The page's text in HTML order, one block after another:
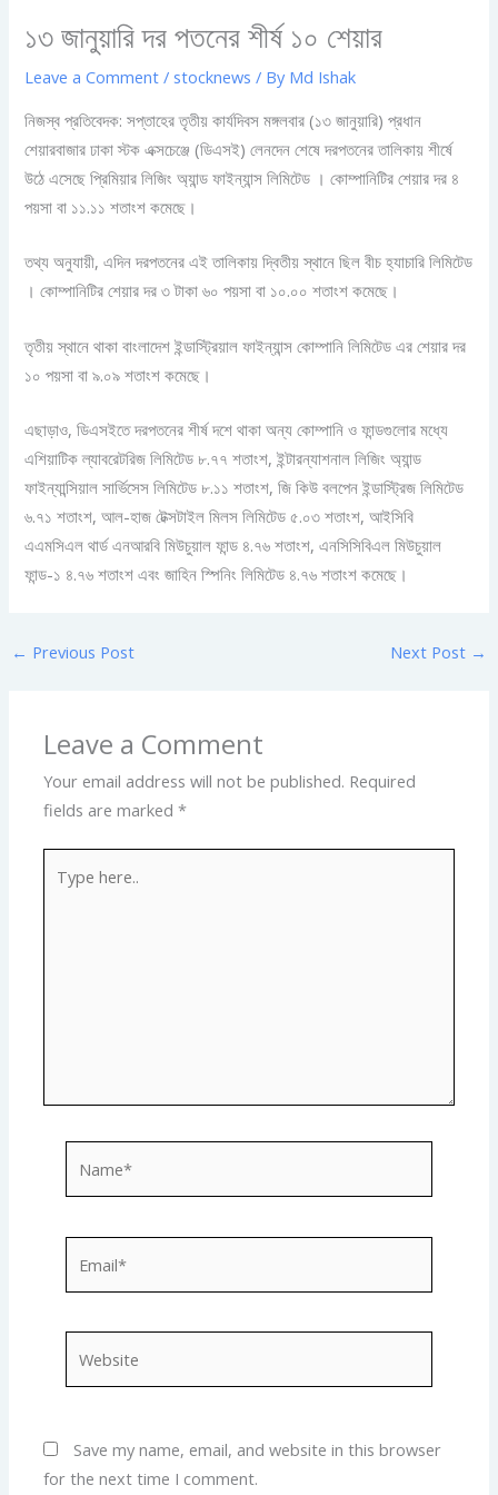
১৩ জানুয়ারি দর পতনের শীর্ষ ১০ শেয়ার
Leave a Comment / stocknews / By Md Ishak
নিজস্ব প্রতিবেদক: সপ্তাহের তৃতীয় কার্যদিবস মঙ্গলবার (১৩ জানুয়ারি) প্রধান
শেয়ারবাজার ঢাকা স্টক এক্সচেঞ্জে (ডিএসই) লেনদেন শেষে দরপতনের তালিকায় শীর্ষে
উঠে এসেছে প্রিমিয়ার লিজিং অ্যান্ড ফাইন্যান্স লিমিটেড । কোম্পানিটির শেয়ার দর ৪
পয়সা বা ১১.১১ শতাংশ কমেছে।
তথ্য অনুযায়ী, এদিন দরপতনের এই তালিকায় দ্বিতীয় স্থানে ছিল বীচ হ্যাচারি লিমিটেড
। কোম্পানিটির শেয়ার দর ৩ টাকা ৬০ পয়সা বা ১০.০০ শতাংশ কমেছে।
তৃতীয় স্থানে থাকা বাংলাদেশ ইন্ডাস্ট্রিয়াল ফাইন্যান্স কোম্পানি লিমিটেড এর শেয়ার দর
১০ পয়সা বা ৯.০৯ শতাংশ কমেছে।
এছাড়াও, ডিএসইতে দরপতনের শীর্ষ দশে থাকা অন্য কোম্পানি ও ফান্ডগুলোর মধ্যে
এশিয়াটিক ল্যাবরেটরিজ লিমিটেড ৮.৭৭ শতাংশ, ইন্টারন্যাশনাল লিজিং অ্যান্ড
ফাইন্যান্সিয়াল সার্ভিসেস লিমিটেড ৮.১১ শতাংশ, জি কিউ বলপেন ইন্ডাস্ট্রিজ লিমিটেড
৬.৭১ শতাংশ, আল-হাজ টেক্সটাইল মিলস লিমিটেড ৫.০৩ শতাংশ, আইসিবি
এএমসিএল থার্ড এনআরবি মিউচুয়াল ফান্ড ৪.৭৬ শতাংশ, এনসিসিবিএল মিউচুয়াল
ফান্ড-১ ৪.৭৬ শতাংশ এবং জাহিন স্পিনিং লিমিটেড ৪.৭৬ শতাংশ কমেছে।
← Previous Post Next Post →
Leave a Comment
Your email address will not be published. Required
fields are marked*
here..
Save my name, email, and website in this browser
for the next time I comment.